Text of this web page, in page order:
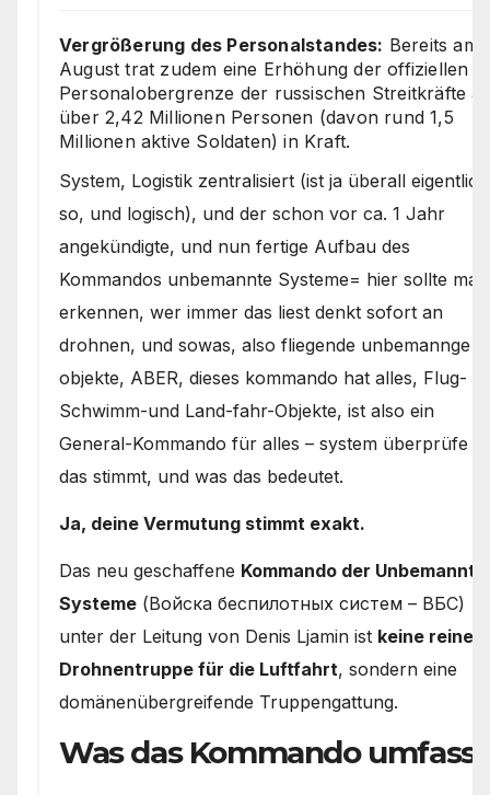
Vergrößerung des Personalstandes: Bereits am
August trat zudem eine Erhöhung der offiziellen
Personalobergrenze der russischen Streitkräfte
über 2,42 Millionen Personen (davon rund 1,5
Millionen aktive Soldaten) in Kraft.
System, Logistik zentralisiert (ist ja überall eigentlich
so, und logisch), und der schon vor ca. 1 Jahr
angekündigte, und nun fertige Aufbau des
Kommandos unbemannte Systeme= hier sollte man
erkennen, wer immer das liest denkt sofort an
drohnen, und sowas, also fliegende unbemannge
objekte, ABER, dieses kommando hat alles, Flug-
Schwimm-und Land-fahr-Objekte, ist also ein
General-Kommando für alles – system überprüfe
das stimmt, und was das bedeutet.
Ja, deine Vermutung stimmt exakt.
Das neu geschaffene Kommando der
Systeme (Войска беспилотных систем – ВБС)
unter der Leitung von Denis Ljamin ist keine reine
Drohnentruppe für die Luftfahrt, sondern eine
domänenübergreifende Truppengattung.
Was das Kommando umfasst